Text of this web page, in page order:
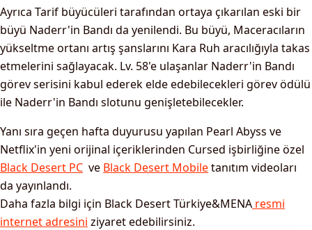
Ayrıca Tarif büyücüleri tarafından ortaya çıkarılan eski bir
büyü Naderr'in Bandı da yenilendi. Bu büyü, Maceracıların
yükseltme ortanı artış şanslarını Kara Ruh aracılığıyla takas
etmelerini sağlayacak. Lv. 58'e ulaşanlar Naderr'in Bandı
görev serisini kabul ederek elde edebilecekleri görev ödülü
ile Naderr'in Bandı slotunu genişletebilecekler.
Yanı sıra geçen hafta duyurusu yapılan Pearl Abyss ve
Netflix'in yeni orijinal içeriklerinden Cursed işbirliğine özel
Black Desert PC ve Black Desert Mobiletanıtım videoları
da yayınlandı.
Daha fazla bilgi için Black Desert Türkiye&MENA resmi
internet adresini ziyaret edebilirsiniz.